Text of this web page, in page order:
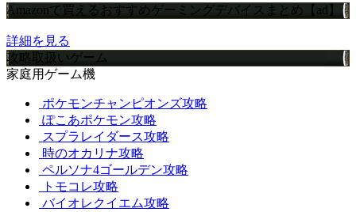
Amazonで買えるおすすめゲーミングデバイスまとめ【ad】
詳細を見る
攻略取扱いゲーム
家庭用ゲーム機
ポケモンチャンピオンズ攻略
ぽこあポケモン攻略
スプラレイダース攻略
時のオカリナ攻略
ペルソナ4ゴールデン攻略
トモコレ攻略
バイオレクイエム攻略